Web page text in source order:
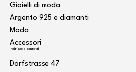
Gioielli di moda
Argento 925 e diamanti
Moda
Accessori
Indirizzo e contatti
Dorfstrasse 47